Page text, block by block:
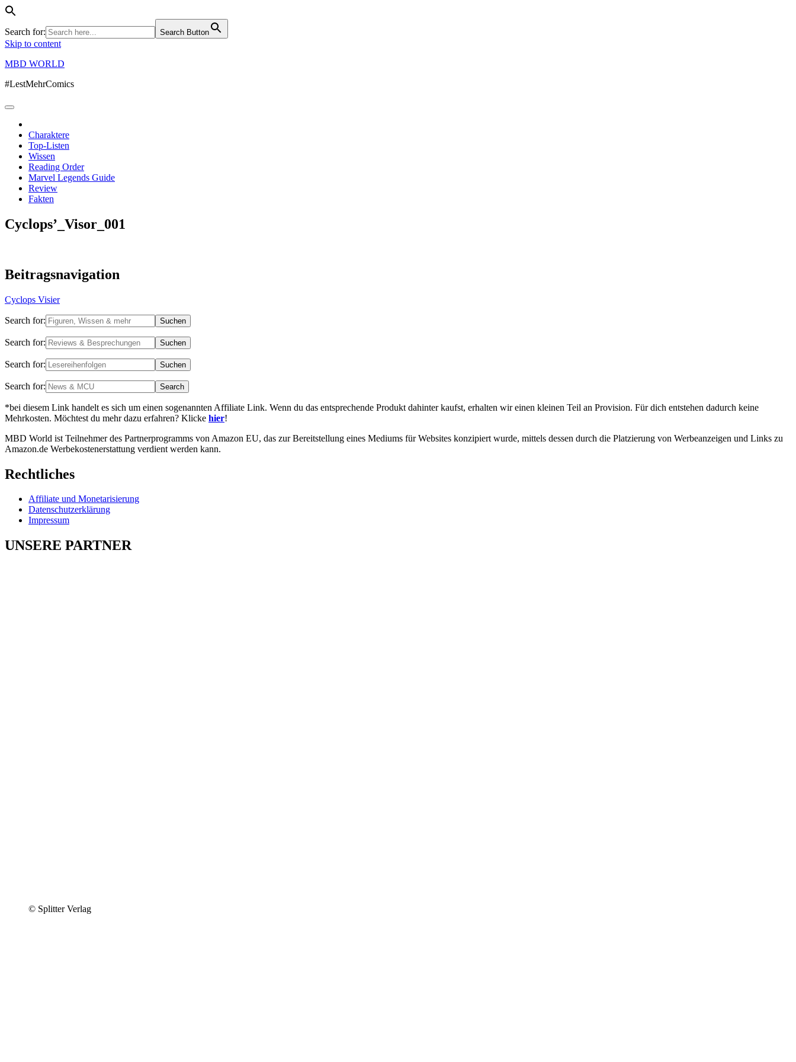
Search for: Search Button
Skip to content
MBD WORLD
#LestMehrComics
Charaktere
Top-Listen
Wissen
Reading Order
Marvel Legends Guide
Review
Fakten
Cyclops’_Visor_001
Beitragsnavigation
Cyclops Visier
Search for:
Search for:
Search for:
Search for:
*bei diesem Link handelt es sich um einen sogenannten Affiliate Link. Wenn du das entsprechende Produkt dahinter kaufst, erhalten wir einen kleinen Teil an Provision. Für dich entstehen dadurch keine
Mehrkosten. Möchtest du mehr dazu erfahren? Klicke hier!
MBD World ist Teilnehmer des Partnerprogramms von Amazon EU, das zur Bereitstellung eines Mediums für Websites konzipiert wurde, mittels dessen durch die Platzierung von Werbeanzeigen und Links zu
Amazon.de Werbekostenerstattung verdient werden kann.
Rechtliches
Affiliate und Monetarisierung
Datenschutzerklärung
Impressum
UNSERE PARTNER
© Splitter Verlag